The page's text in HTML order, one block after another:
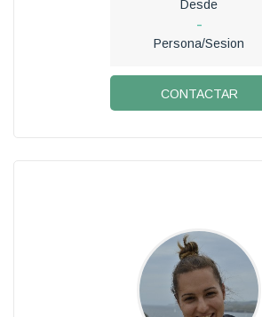
Desde
-
Persona/Sesion
CONTACTAR